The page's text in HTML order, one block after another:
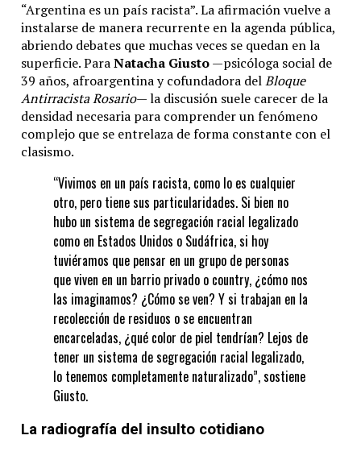
“Argentina es un país racista”. La afirmación vuelve a
instalarse de manera recurrente en la agenda pública,
abriendo debates que muchas veces se quedan en la
superficie. ParaNatacha Giusto—psicóloga social de
39 años, afroargentina y cofundadora delBloque
Antirracista Rosario— la discusión suele carecer de la
densidad necesaria para comprender un fenómeno
complejo que se entrelaza de forma constante con el
clasismo.
“Vivimos en un país racista, como lo es cualquier
otro, pero tiene sus particularidades. Si bien no
hubo un sistema de segregación racial legalizado
como en Estados Unidos o Sudáfrica, si hoy
tuviéramos que pensar en un grupo de personas
que viven en un barrio privado o country, ¿cómo nos
las imaginamos? ¿Cómo se ven? Y si trabajan en la
recolección de residuos o se encuentran
encarceladas, ¿qué color de piel tendrían? Lejos de
tener un sistema de segregación racial legalizado,
lo tenemos completamente naturalizado”, sostiene
Giusto.
La radiografía del insulto cotidiano